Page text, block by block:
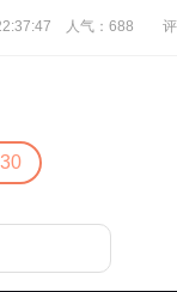
人气： 688 评